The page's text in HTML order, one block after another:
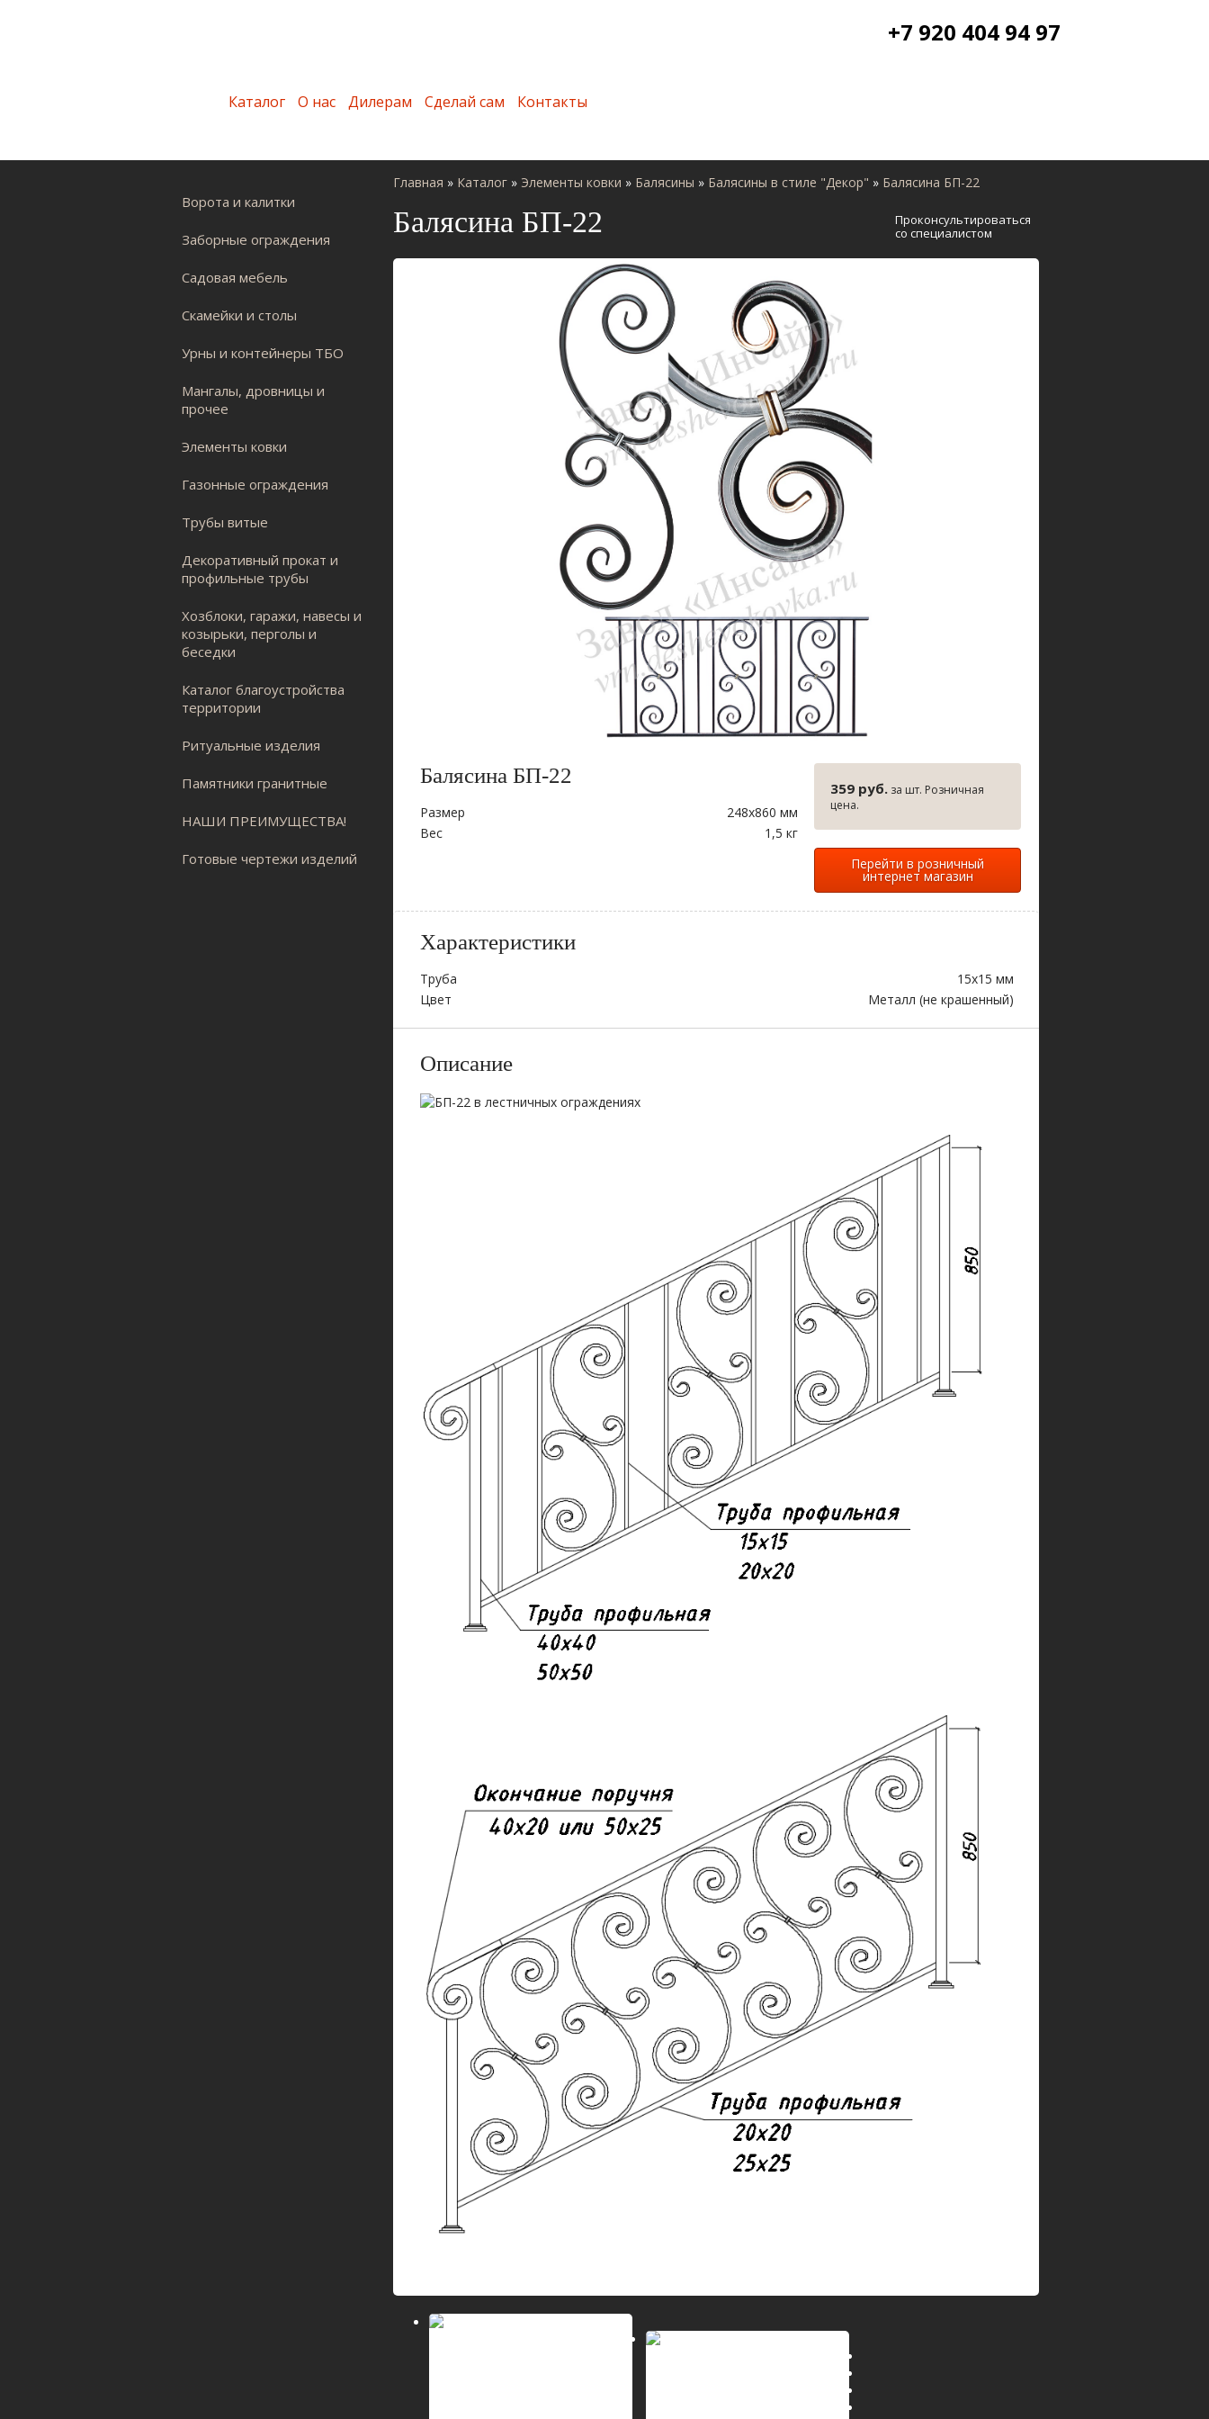
+7 920 404 94 97
Каталог О нас Дилерам Сделай сам Контакты
Ворота и калитки
Заборные ограждения
Садовая мебель
Скамейки и столы
Урны и контейнеры ТБО
Мангалы, дровницы и
прочее
Элементы ковки
Газонные ограждения
Трубы витые
Декоративный прокат и
профильные трубы
Хозблоки, гаражи, навесы и
козырьки, перголы и
беседки
Каталог благоустройства
территории
Ритуальные изделия
Памятники гранитные
НАШИ ПРЕИМУЩЕСТВА!
Готовые чертежи изделий
Главная » Каталог » Элементы ковки » Балясины » Балясины в стиле "Декор" » Балясина БП-22
Балясина БП-22
Проконсультироваться
со специалистом
Балясина БП-22
Размер
248х860 мм
Вес
1,5 кг
359 руб. за шт. Розничная
цена.
Перейти в розничный
интернет магазин
Характеристики
Труба
15х15 мм
Цвет
Металл (не крашенный)
Описание